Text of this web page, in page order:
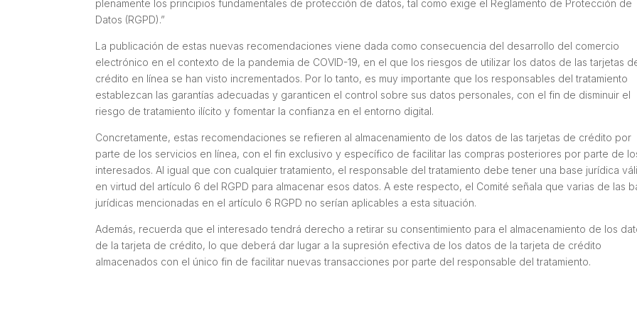
plenamente los principios fundamentales de protección de datos, tal como exige el Reglamento de Protección de
Datos (RGPD).”
La publicación de estas nuevas recomendaciones viene dada como consecuencia del desarrollo del comercio
electrónico en el contexto de la pandemia de COVID-19, en el que los riesgos de utilizar los datos de las tarjetas
crédito en línea se han visto incrementados. Por lo tanto, es muy importante que los responsables del tratamiento
establezcan las garantías adecuadas y garanticen el control sobre sus datos personales, con el fin de disminuir el
riesgo de tratamiento ilícito y fomentar la confianza en el entorno digital.
Concretamente, estas recomendaciones se refieren al almacenamiento de los datos de las tarjetas de crédito por
parte de los servicios en línea, con el fin exclusivo y específico de facilitar las compras posteriores por parte de
interesados. Al igual que con cualquier tratamiento, el responsable del tratamiento debe tener una base jurídica
en virtud del artículo 6 del RGPD para almacenar esos datos. A este respecto, el Comité señala que varias de las
jurídicas mencionadas en el artículo 6 RGPD no serían aplicables a esta situación.
Además, recuerda que el interesado tendrá derecho a retirar su consentimiento para el almacenamiento de los
de la tarjeta de crédito, lo que deberá dar lugar a la supresión efectiva de los datos de la tarjeta de crédito
almacenados con el único fin de facilitar nuevas transacciones por parte del responsable del tratamiento.